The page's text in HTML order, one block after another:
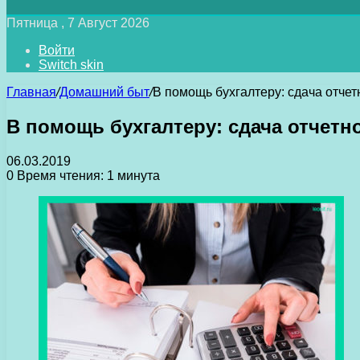
Пятница , 7 Август 2026
Войти
Switch skin
Главная/Домашний быт/В помощь бухгалтеру: сдача
В помощь бухгалтеру: сдача
06.03.2019
0 Время чтения: 1 минута